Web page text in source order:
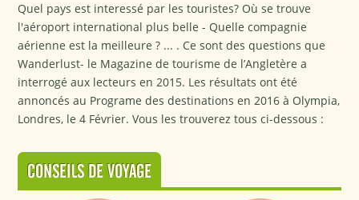
Quel pays est interessé par les touristes? Où se trouve
l'aéroport international plus belle - Quelle compagnie
aérienne est la meilleure ? ... . Ce sont des questions que
Wanderlust- le Magazine de tourisme de l’Angletère a
interrogé aux lecteurs en 2015. Les résultats ont été
annoncés au Programe des destinations en 2016 à Olympia,
Londres, le 4 Février. Vous les trouverez tous ci-dessous :
CONSEILS DE VOYAGE